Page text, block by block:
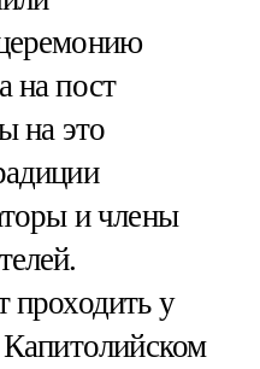
на пост
на это
и члены
проходить у